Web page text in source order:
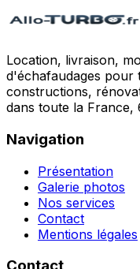
Location, livraison,
d'échafaudages pour
constructions,
dans toute la France,
Navigation
Présentation
Galerie photos
Nos services
Contact
Mentions légales